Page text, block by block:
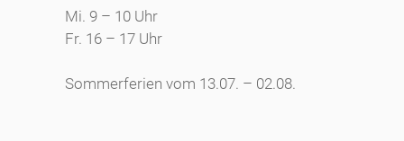
Mi. 9 – 10 Uhr
Fr. 16 – 17 Uhr
Sommerferien vom 13.07. – 02.08.